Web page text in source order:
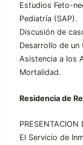
Estudios Feto-
Pediatría (SAP).
Discusión de
Desarrollo de
Asistencia a los
Mortalidad.
Residencia de
PRESENTACION
El Servicio de